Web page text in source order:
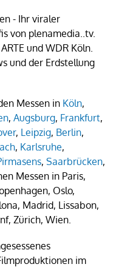
- Ihr viraler
von plenamedia..tv.
und WDR Köln.
und der Erdstellung
Messen in Köln,
, Augsburg, Frankfurt,
, Leipzig, Berlin,
, Karlsruhe,
, Saarbrücken,
Messen in Paris,
Oslo,
Madrid, Lissabon,
Zürich, Wien.
im